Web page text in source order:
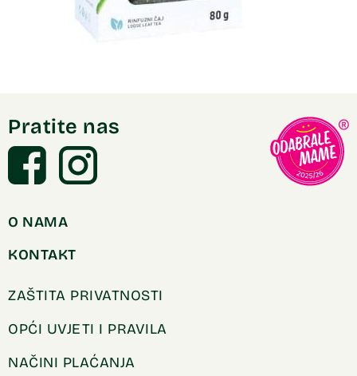
Pratite nas
O NAMA
KONTAKT
ZAŠTITA PRIVATNOSTI
OPĆI UVJETI I PRAVILA
NAČINI PLAĆANJA